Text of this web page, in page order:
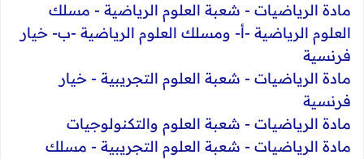
مادة الرياضيات - شعبة العلوم الرياضية - مسلك
العلوم الرياضية -أ- ومسلك العلوم الرياضية -ب- خيار
فرنسية
مادة الرياضيات - شعبة العلوم التجريبية - خيار
فرنسية
مادة الرياضيات - شعبة العلوم والتكنولوجيات
مادة الرياضيات - شعبة العلوم التجريبية - مسلك